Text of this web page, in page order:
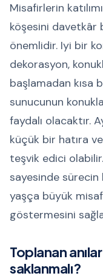
Misafirlerin
köşesini davetkâr
önemlidir. Iyi bir
dekorasyon,
başlamadan kısa
sunucunun
faydalı olacaktır.
küçük bir hatıra
teşvik edici
sayesinde sürecin
yaşça büyük
göstermesini
Toplanan
saklanmalı?